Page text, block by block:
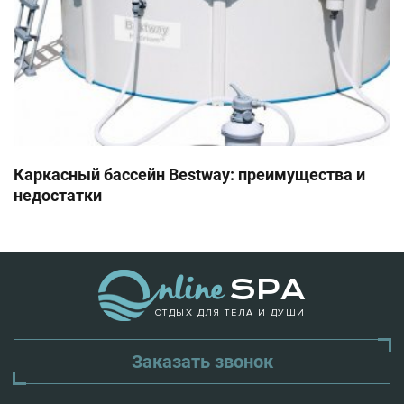
Каркасный бассейн Bestway: преимущества и
недостатки
ОТДЫХ ДЛЯ ТЕЛА И ДУШИ
Заказать звонок